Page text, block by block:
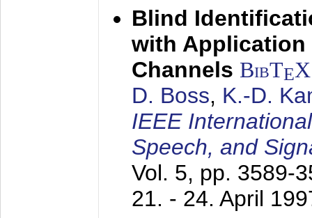
Blind
with Application
Channels BibTEX
D. Boss, K.-D.
IEEE
Speech, and
Vol. 5, pp. 3589-
21. - 24. April